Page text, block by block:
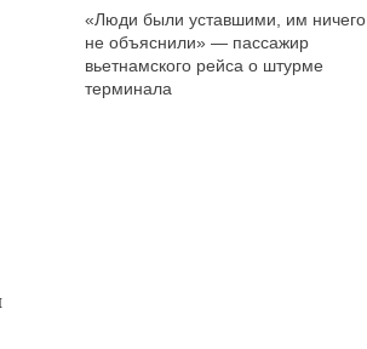
«Люди были уставшими, им ничего
не объяснили» — пассажир
вьетнамского рейса о штурме
терминала